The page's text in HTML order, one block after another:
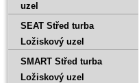
uzel
SEAT Střed turba
Ložiskový uzel
SMART Střed turba
Ložiskový uzel